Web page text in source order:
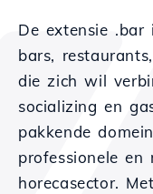
De extensie
bars,
die zich wil
socializing en
pakkende
professionele
horecasector.